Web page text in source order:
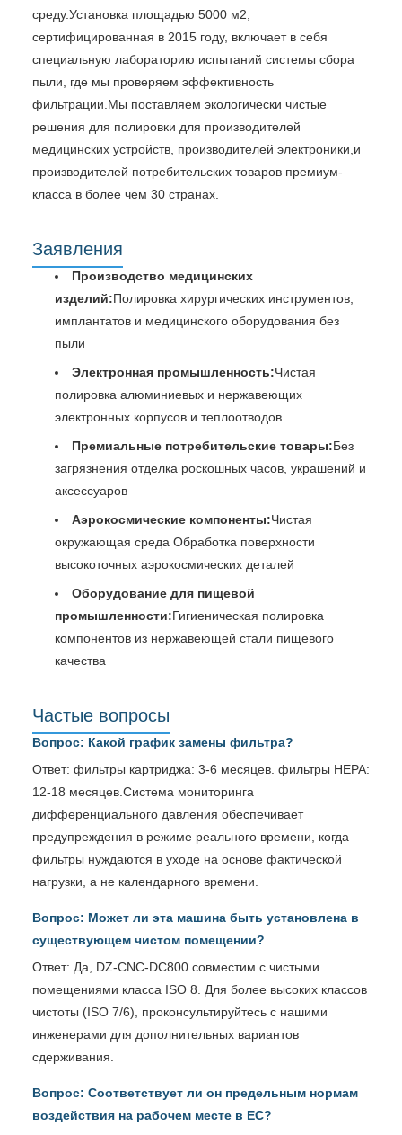
среду.Установка площадью 5000 м2,
сертифицированная в 2015 году, включает в себя
специальную лабораторию испытаний системы сбора
пыли, где мы проверяем эффективность
фильтрации.Мы поставляем экологически чистые
решения для полировки для производителей
медицинских устройств, производителей электроники,и
производителей потребительских товаров премиум-
класса в более чем 30 странах.
Заявления
Производство медицинских
изделий:Полировка хирургических инструментов,
имплантатов и медицинского оборудования без
пыли
Электронная промышленность:Чистая
полировка алюминиевых и нержавеющих
электронных корпусов и теплоотводов
Премиальные потребительские товары:Без
загрязнения отделка роскошных часов, украшений и
аксессуаров
Аэрокосмические компоненты:Чистая
окружающая среда Обработка поверхности
высокоточных аэрокосмических деталей
Оборудование для пищевой
промышленности:Гигиеническая полировка
компонентов из нержавеющей стали пищевого
качества
Частые вопросы
Вопрос: Какой график замены фильтра?
Ответ: фильтры картриджа: 3-6 месяцев. фильтры HEPA:
12-18 месяцев.Система мониторинга
дифференциального давления обеспечивает
предупреждения в режиме реального времени, когда
фильтры нуждаются в уходе на основе фактической
нагрузки, а не календарного времени.
Вопрос: Может ли эта машина быть установлена в
существующем чистом помещении?
Ответ: Да, DZ-CNC-DC800 совместим с чистыми
помещениями класса ISO 8. Для более высоких классов
чистоты (ISO 7/6), проконсультируйтесь с нашими
инженерами для дополнительных вариантов
сдерживания.
Вопрос: Соответствует ли он предельным нормам
воздействия на рабочем месте в ЕС?